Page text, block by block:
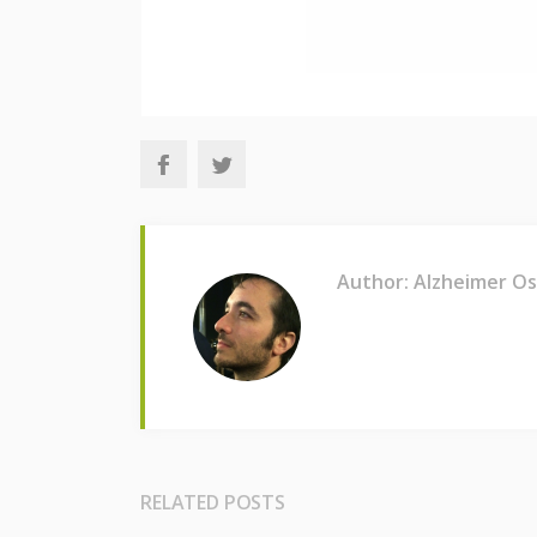
Author: Alzheimer
RELATED POSTS